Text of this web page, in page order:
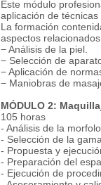
Este módulo
aplicación de
La formación
aspectos
− Análisis de la piel.
− Selección de
− Aplicación de
− Maniobras de
MÓDULO 2:
105 horas
- Análisis de la
- Selección de la
- Propuesta y
- Preparación del
- Ejecución de